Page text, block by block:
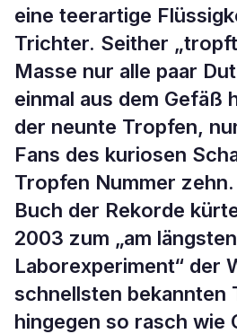
eine teerartige
Trichter. Seither
Masse nur alle paar
einmal aus dem Gefäß
der neunte Tropfen,
Fans des kuriosen
Tropfen Nummer
Buch der Rekorde
2003 zum „am
Laborexperiment“ der
schnellsten bekannten
hingegen so rasch wie